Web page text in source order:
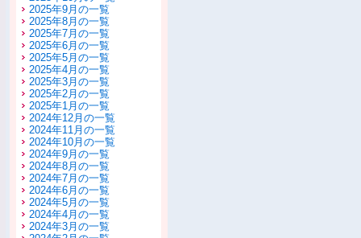
2025年9月の一覧
2025年8月の一覧
2025年7月の一覧
2025年6月の一覧
2025年5月の一覧
2025年4月の一覧
2025年3月の一覧
2025年2月の一覧
2025年1月の一覧
2024年12月の一覧
2024年11月の一覧
2024年10月の一覧
2024年9月の一覧
2024年8月の一覧
2024年7月の一覧
2024年6月の一覧
2024年5月の一覧
2024年4月の一覧
2024年3月の一覧